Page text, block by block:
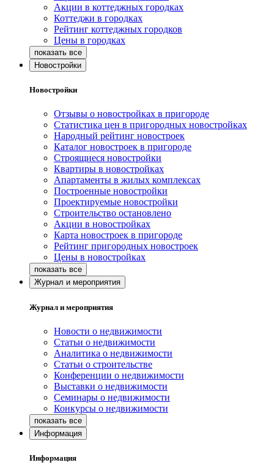
Акции в коттеджных городках
Коттеджи в городках
Рейтинг коттеджных городков
Цены в городках
Новостройки
Новостройки
Отзывы о новостройках в пригороде
Статистика цен в пригородных новостройках
Народный рейтинг новостроек
Каталог новостроек в пригороде
Строящиеся новостройки
Квартиры в новостройках
Апартаменты в жилых комплексах
Построенные новостройки
Проектируемые новостройки
Строительство остановлено
Акции в новостройках
Карта новостроек в пригороде
Рейтинг пригородных новостроек
Цены в новостройках
Журнал и мероприятия
Журнал и мероприятия
Новости о недвижимости
Статьи о недвижимости
Аналитика о недвижимости
Статьи о строительстве
Конференции о недвижимости
Выставки о недвижимости
Семинары о недвижимости
Конкурсы о недвижимости
Информация
Информация